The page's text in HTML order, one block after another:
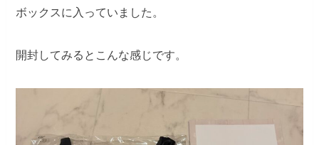
ボックスに入っていました。
開封してみるとこんな感じです。